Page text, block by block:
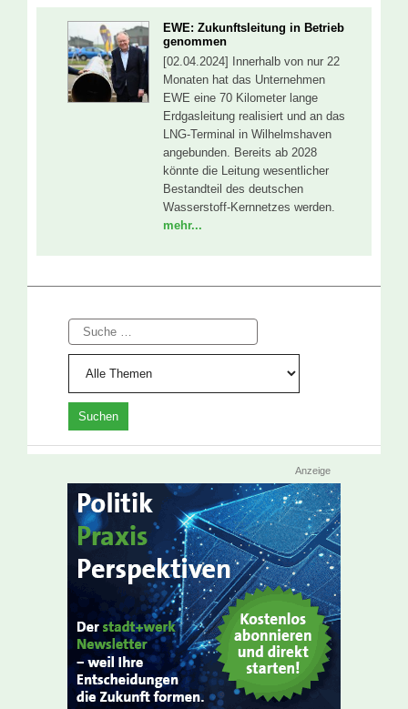
EWE: Zukunftsleitung in Betrieb
genommen
[02.04.2024] Innerhalb von nur 22
Monaten hat das Unternehmen
EWE eine 70 Kilometer lange
Erdgasleitung realisiert und an das
LNG-Terminal in Wilhelmshaven
angebunden. Bereits ab 2028
könnte die Leitung wesentlicher
Bestandteil des deutschen
Wasserstoff-Kernnetzes werden.
mehr...
Suche
Anzeige